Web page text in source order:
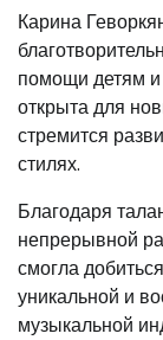
Карина
помощи детям
открыта для
стремится
стилях.
Благодаря
непрерывной
смогла
уникальной и
музыкальной